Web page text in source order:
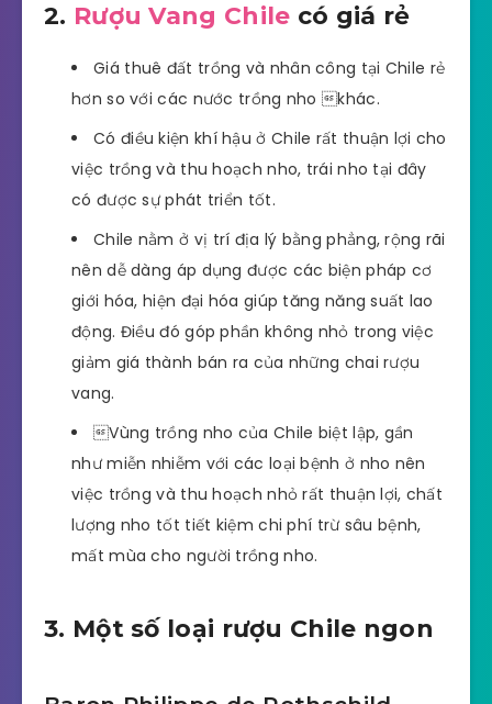
2. Rượu Vang Chile có giá rẻ
Giá thuê đất trồng và nhân công tại Chile rẻ
hơn so với các nước trồng nho khác.
Có điều kiện khí hậu ở Chile rất thuận lợi cho
việc trồng và thu hoạch nho, trái nho tại đây
có được sự phát triển tốt.
Chile nằm ở vị trí địa lý bằng phẳng, rộng rãi
nên dễ dàng áp dụng được các biện pháp cơ
giới hóa, hiện đại hóa giúp tăng năng suất lao
động. Điều đó góp phần không nhỏ trong việc
giảm giá thành bán ra của những chai rượu
vang.
Vùng trồng nho của Chile biệt lập, gần
như miễn nhiễm với các loại bệnh ở nho nên
việc trồng và thu hoạch nhỏ rất thuận lợi, chất
lượng nho tốt tiết kiệm chi phí trừ sâu bệnh,
mất mùa cho người trồng nho.
3. Một số loại rượu Chile ngon